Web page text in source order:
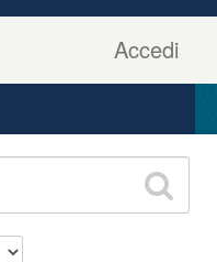
Accedi